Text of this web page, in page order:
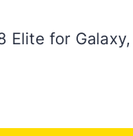
Elite for